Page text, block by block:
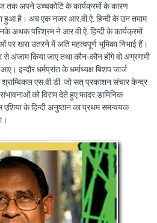
तक अपने उच्चकोटि के कार्यक्रमों के कारण
हुआ है। अब एक नजर आर.वी.ऐ. हिन्दी के उन तमाम
अथक परिश्रम ने आर.वी.ऐ. हिन्दी के कार्यक्रमों
पर खरा उतरने में अति महत्वपूर्ण भूमिका निभाई हैं।
से अंजाम किया जाए तथा कौन-कौन होंगे वो अग्रगामी
इन्दौर धर्मप्रांत के धर्माध्यक्ष बिशप जार्ज
एस.वी.डी. जो सत् प्रकाशन संचार केन्द्र
को विराम देते हुए फादर डामिनिक
एशिया के हिन्दी अनुष्ठान का प्रथम समन्वयक